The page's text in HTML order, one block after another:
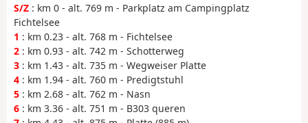
S/Z : km 0 - alt. 769 m - Parkplatz am Campingplatz
Fichtelsee
1 : km 0.23 - alt. 768 m - Fichtelsee
2 : km 0.93 - alt. 742 m - Schotterweg
3 : km 1.43 - alt. 735 m - Wegweiser Platte
4 : km 1.94 - alt. 760 m - Predigtstuhl
5 : km 2.68 - alt. 762 m - Nasn
6 : km 3.36 - alt. 751 m - B303 queren